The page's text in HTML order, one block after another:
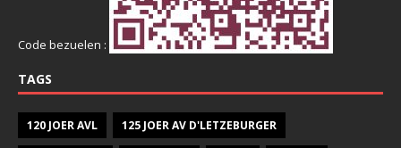
Code bezuelen :
TAGS
120 JOER AVL 125 JOER AV D'LETZEBURGER